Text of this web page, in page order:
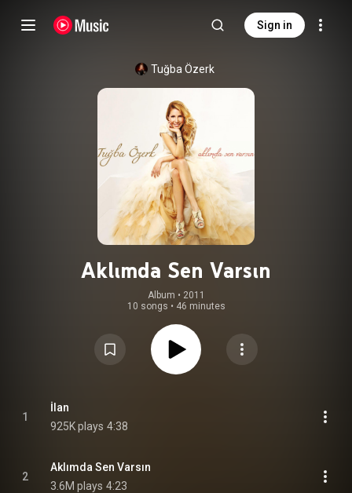
Sign in
Tuğba Özerk
Aklımda Sen Varsın
Album • 2011
10 songs • 46 minutes
1
İlan
925K plays 4:38
2
Aklımda Sen Varsın
3.6M plays 4:23